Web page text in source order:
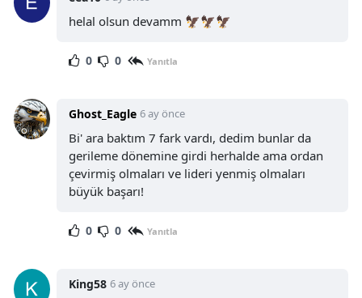
helal olsun devamm 🦅🦅🦅
0 0 Yanıtla
Ghost_Eagle 6 ay önce
Bi' ara baktım 7 fark vardı, dedim bunlar da
gerileme dönemine girdi herhalde ama ordan
çevirmiş olmaları ve lideri yenmiş olmaları
büyük başarı!
0 0 Yanıtla
King58 6 ay önce